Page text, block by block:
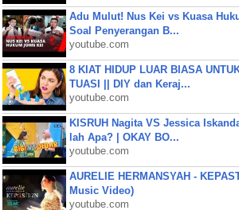
Adu Mulut! Nus Kei vs Kuasa
Soal Penyerangan B...
youtube.com
8 KIAT HIDUP LUAR BIASA
TUASI || DIY dan Keraj...
youtube.com
KISRUH Nagita VS Jessica
lah Apa? | OKAY BO...
youtube.com
AURELIE HERMANSYAH -
Music Video)
youtube.com